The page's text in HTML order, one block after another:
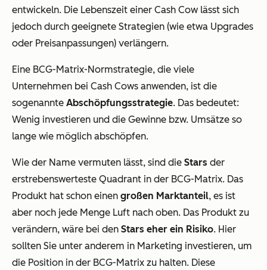
entwickeln. Die Lebenszeit einer Cash Cow lässt sich
jedoch durch geeignete Strategien (wie etwa Upgrades
oder Preisanpassungen) verlängern.
Eine BCG-Matrix-Normstrategie, die viele
Unternehmen bei Cash Cows anwenden, ist die
sogenannte Abschöpfungsstrategie. Das bedeutet:
Wenig investieren und die Gewinne bzw. Umsätze so
lange wie möglich abschöpfen.
Wie der Name vermuten lässt, sind die Stars der
erstrebenswerteste Quadrant in der BCG-Matrix. Das
Produkt hat schon einen großen Marktanteil, es ist
aber noch jede Menge Luft nach oben. Das Produkt zu
verändern, wäre bei den Stars eher ein Risiko. Hier
sollten Sie unter anderem in Marketing investieren, um
die Position in der BCG-Matrix zu halten. Diese